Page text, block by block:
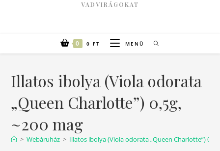
VADVIRÁGOKAT
0 0 FT MENÜ
Illatos ibolya (Viola odorata
„Queen Charlotte”) 0,5g,
~200 mag
> Webáruház > Illatos ibolya (Viola odorata „Queen Charlotte”)